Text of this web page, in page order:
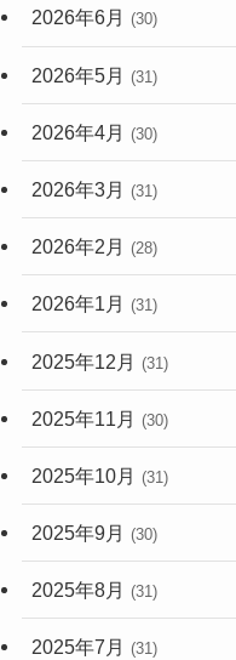
2026年6月 (30)
2026年5月 (31)
2026年4月 (30)
2026年3月 (31)
2026年2月 (28)
2026年1月 (31)
2025年12月 (31)
2025年11月 (30)
2025年10月 (31)
2025年9月 (30)
2025年8月 (31)
2025年7月 (31)